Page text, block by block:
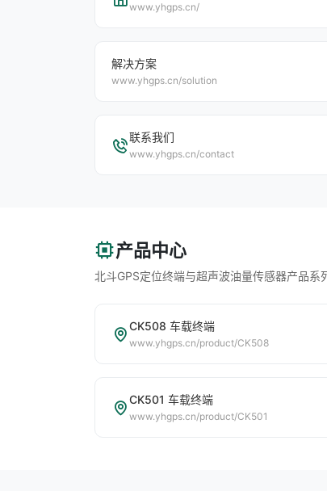
www.yhgps.cn/
解决方案
www.yhgps.cn/solution
联系我们
www.yhgps.cn/contact
产品中心
北斗GPS定位终端与超声波油量传感器产品系
CK508 车载终端
www.yhgps.cn/product/CK508
CK501 车载终端
www.yhgps.cn/product/CK501